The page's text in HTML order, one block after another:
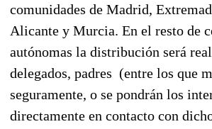
comunidades de Madrid,
Alicante y Murcia. En el resto de
autónomas la distribución será
delegados, padres (entre los que
seguramente, o se pondrán los
directamente en contacto con